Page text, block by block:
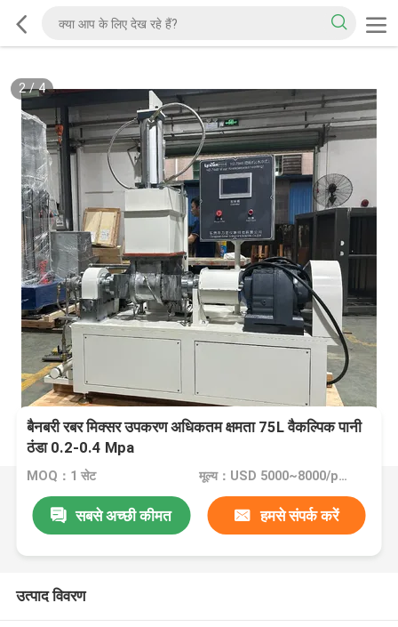
2/4
बैनबरी रबर मिक्सर उपकरण अधिकतम क्षमता 75L वैकल्पिक पानी
ठंडा 0.2-0.4 Mpa
MOQ：1 सेट मूल्य：USD 5000~8000/per set
सबसे अच्छी कीमत हमसे संपर्क करें
उत्पाद विवरण